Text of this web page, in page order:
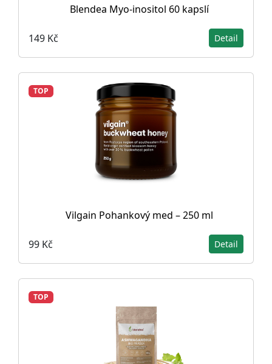
Blendea Myo-inositol 60 kapslí
149 Kč Detail
TOP
Vilgain Pohankový med – 250 ml
99 Kč Detail
TOP